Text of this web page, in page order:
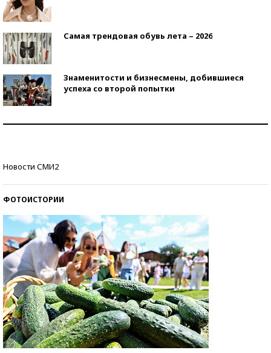
Самая трендовая обувь лета – 2026
Знаменитости и бизнесмены, добившиеся
успеха со второй попытки
Новости СМИ2
ФОТОИСТОРИИ